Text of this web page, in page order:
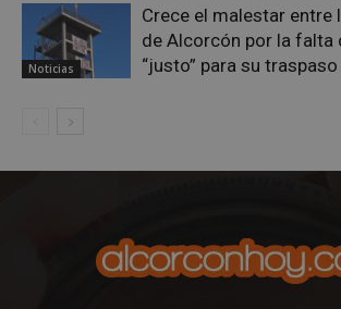
Noticias
Crece el malestar entre
de Alcorcón por la falta
“justo” para su traspaso
sp_landing
Spotify
VISITOR_PRIVACY_METADATA